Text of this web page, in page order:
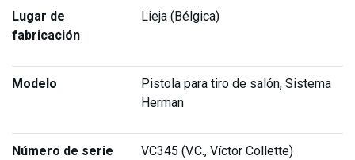
Lugar de
fabricación
Lieja (Bélgica)
Modelo
Pistola para tiro de salón, Sistema
Herman
Número de serie VC345 (V.C., Víctor Collette)